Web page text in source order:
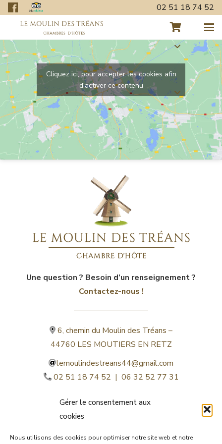
Gérer le consentement aux
cookies
Nous utilisons des cookies pour optimiser notre site web et notre
02 51 18 74 52
Cliquez ici, pour accepter les cookies afin
d'activer ce contenu
Une question ? Besoin d’un renseignement ?
Contactez-nous !
6, chemin du Moulin des Tréans –
44760 LES MOUTIERS EN RETZ
lemoulindestreans44@gmail.com
02 51 18 74 52 | 06 32 52 77 31